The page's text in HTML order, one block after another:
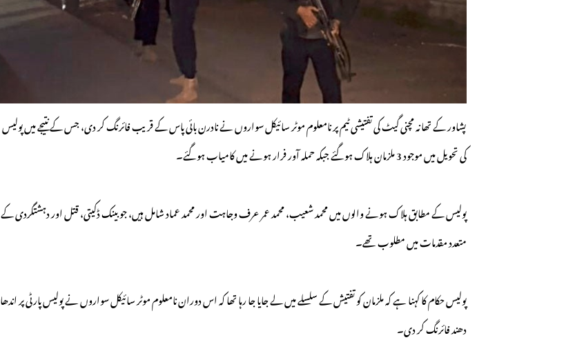
پشاور کے تھانہ مچنی گیٹ کی تفتیشی ٹیم پر نامعلوم موٹر سائیکل سواروں نے نادرن بائی پاس کے قریب فائرنگ کر دی، جس کے نتیجے میں پولیس
کی تحویل میں موجود 3 ملزمان ہلاک ہوگئے جبکہ حملہ آور فرار ہونے میں کامیاب ہوگئے۔
پولیس کے مطابق ہلاک ہونے والوں میں محمد شعیب، محمد عمر عرف وجاہت اور محمد عماد شامل ہیں، جو بینک ڈکیتی، قتل اور دہشتگردی کے
متعدد مقدمات میں مطلوب تھے۔
پولیس حکام کا کہنا ہے کہ ملزمان کو تفتیش کے سلسلے میں لے جایا جا رہا تھا کہ اس دوران نامعلوم موٹر سائیکل سواروں نے پولیس پارٹی پر اندھا
دھند فائرنگ کر دی۔